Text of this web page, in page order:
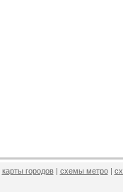
карты городов| схемы метро|